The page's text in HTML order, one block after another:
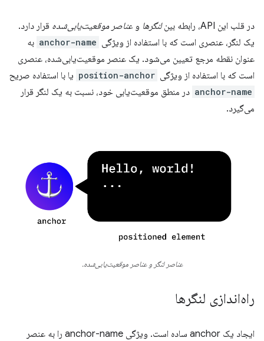
در قلب این API، رابطه بین لنگرها و عناصر موقعیت‌یابی‌شده قرار دارد.
یک لنگر، عنصری است که با استفاده از ویژگی anchor-name به
عنوان نقطه مرجع تعیین می‌شود. یک عنصر موقعیت‌یابی‌شده، عنصری
است که با استفاده از ویژگی position-anchor یا با استفاده صریح
anchor-name در منطق موقعیت‌یابی خود، نسبت به یک لنگر قرار
می‌گیرد.
عناصر لنگر و عناصر موقعیت‌یابی‌شده.
راه‌اندازی لنگرها
ایجاد یک anchor ساده است. ویژگی anchor-name را به عنصر